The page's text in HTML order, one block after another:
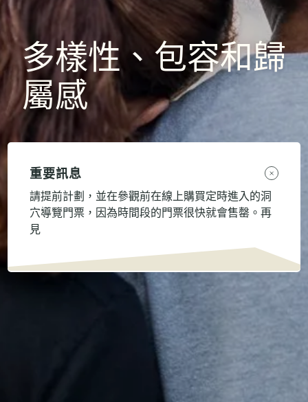
多樣性、包容和歸
屬感
重要訊息
請提前計劃，並在參觀前在線上購買定時進入的洞
穴導覽門票，因為時間段的門票很快就會售罄。再
見